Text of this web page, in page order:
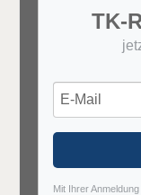
TK-
Mit Ihrer